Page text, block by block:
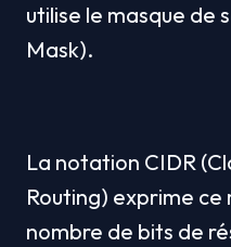
utilise le masque de
Mask).
La notation CIDR
Routing) exprime ce
nombre de bits de